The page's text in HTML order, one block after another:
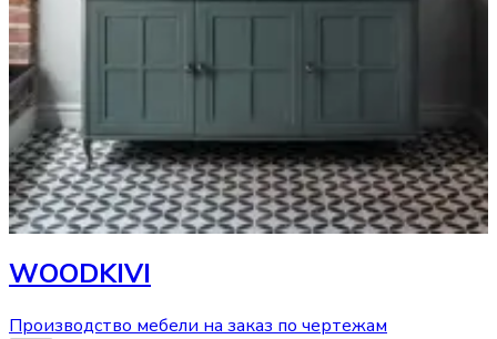
WOODKIVI
Производство мебели на заказ по чертежам